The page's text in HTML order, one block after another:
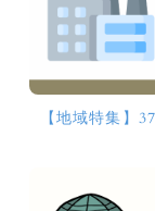
【地域特集】